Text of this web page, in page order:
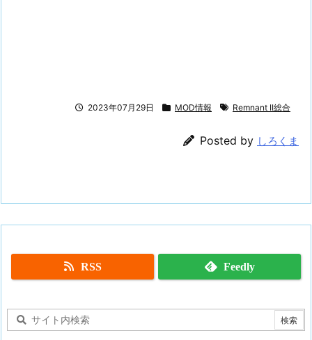
2023年07月29日 MOD情報 Remnant II総合
Posted by しろくま
RSS Feedly